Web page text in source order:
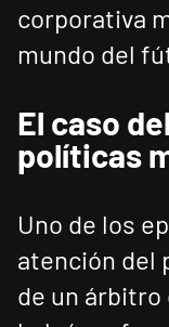
corporativa
mundo del
El caso
políticas
Uno de los
atención del
de un árbitro